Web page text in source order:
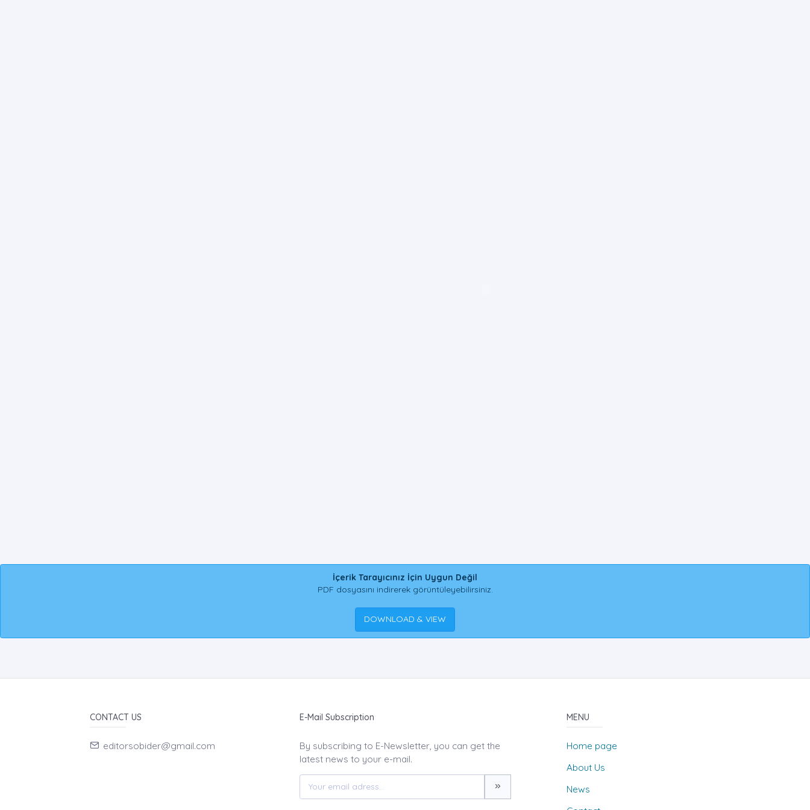
İçerik Tarayıcınız İçin Uygun Değil
PDF dosyasını indirerek görüntüleyebilirsiniz.
DOWNLOAD & VIEW
CONTACT US
editorsobider@gmail.com
E-Mail Subscription
By subscribing to E-Newsletter, you can get the
latest news to your e-mail.
MENU
Home page
About Us
News